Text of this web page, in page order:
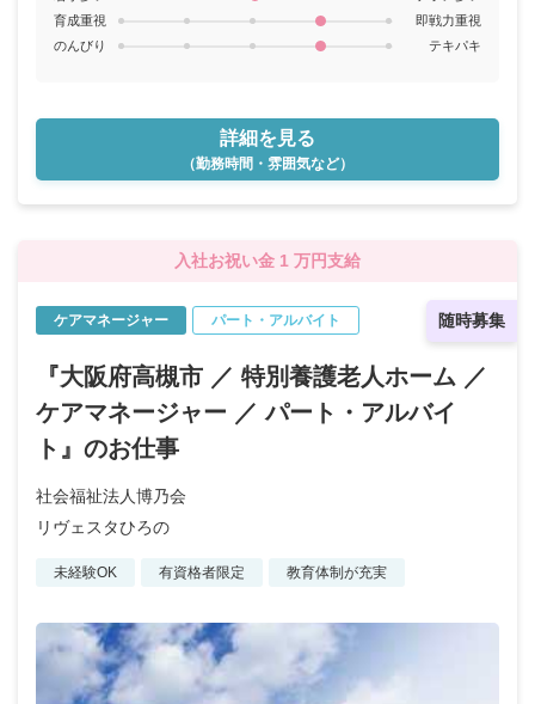
育成重視
即戦力重視
のんびり
テキパキ
詳細を見る
（勤務時間・雰囲気など）
入社お祝い金 1 万円支給
随時募集
ケアマネージャー パート・アルバイト
『大阪府高槻市 ／ 特別養護老人ホーム ／
ケアマネージャー ／ パート・アルバイ
ト』のお仕事
社会福祉法人博乃会
リヴェスタひろの
未経験OK 有資格者限定 教育体制が充実